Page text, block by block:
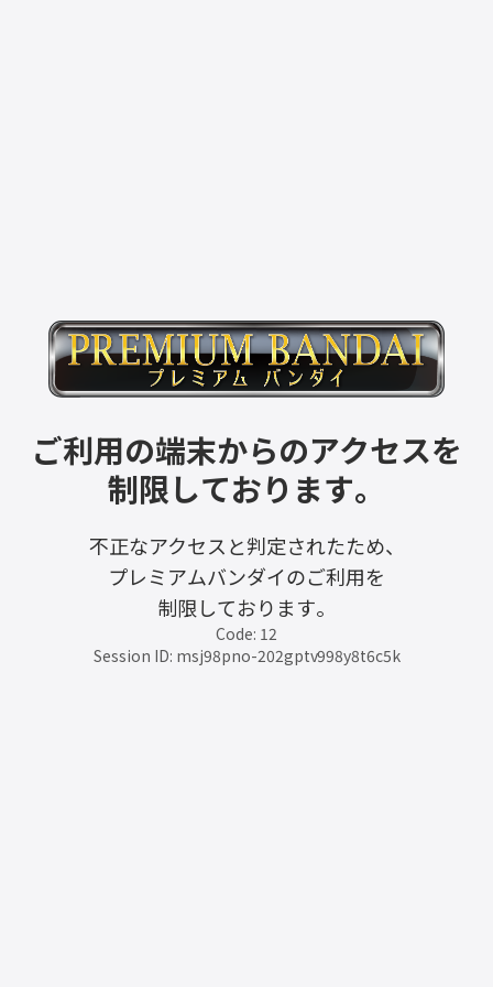
ご利用の端末からのアクセスを
制限しております。
不正なアクセスと判定されたため、
プレミアムバンダイのご利用を
制限しております。
Code: 12
Session ID: msj98pno-202gptv998y8t6c5k